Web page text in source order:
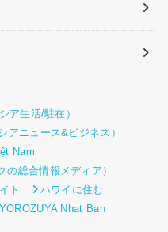
ア生活/駐在）
アニュース&ビジネス）
Nam
の総合情報メディア）
ト
ハワイに住む
YOROZUYA Nhat Ban